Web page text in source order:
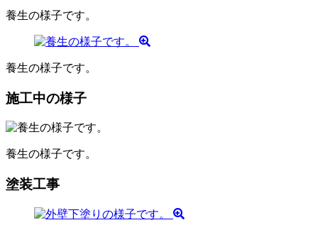
養生の様子です。
養生の様子です。
施工中の様子
養生の様子です。
塗装工事